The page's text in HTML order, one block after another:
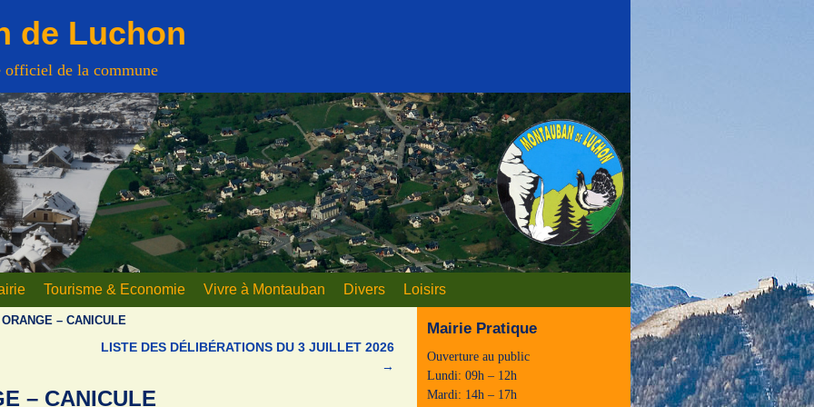
de Luchon
officiel de la commune
Tourisme & Economie Vivre à Montauban Divers Loisirs
– CANICULE
LISTE DES DÉLIBÉRATIONS DU 3 JUILLET 2026
→
– CANICULE
Mairie Pratique
Ouverture au public
Lundi: 09h – 12h
Mardi: 14h – 17h